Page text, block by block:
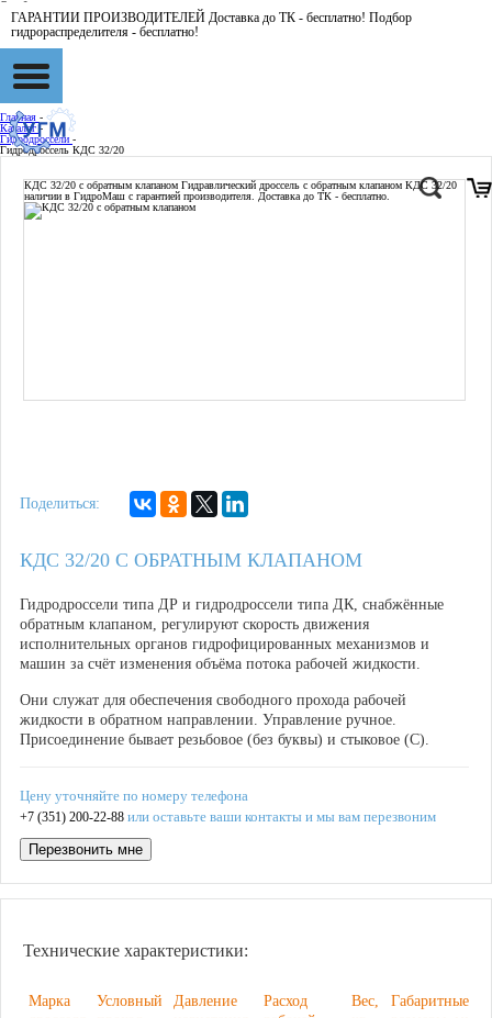
ГАРАНТИИ ПРОИЗВОДИТЕЛЕЙ Доставка до ТК - бесплатно! Подбор
гидрораспределителя - бесплатно!
Главная
Каталог -
Гидродроссели
Гидродроссель КДC 32/20
КДC 32/20 с обратным клапаном Гидравлический дроссель с обратным клапаном КДC 32/20
наличии в ГидроМаш с гарантией производителя. Доставка до ТК - бесплатно.
Поделиться:
КДC 32/20 С ОБРАТНЫМ КЛАПАНОМ
Гидродроссели типа ДР и гидродроссели типа ДК, снабжённые
обратным клапаном, регулируют скорость движения
исполнительных органов гидрофицированных механизмов и
машин за счёт изменения объёма потока рабочей жидкости.
Они служат для обеспечения свободного прохода рабочей
жидкости в обратном направлении. Управление ручное.
Присоединение бывает резьбовое (без буквы) и стыковое (С).
Цену уточняйте по номеру телефона
+7 (351) 200-22-88 или оставьте ваши контакты и мы вам перезвоним
Перезвонить мне
Технические характеристики:
Марка
Условный
Давление
Расход
Вес,
Габаритные